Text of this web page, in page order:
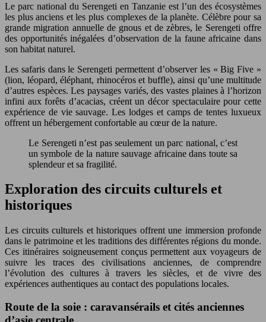
Le parc national du Serengeti en Tanzanie est l’un des écosystèmes
les plus anciens et les plus complexes de la planète. Célèbre pour sa
grande migration annuelle de gnous et de zèbres, le Serengeti offre
des opportunités inégalées d’observation de la faune africaine dans
son habitat naturel.
Les safaris dans le Serengeti permettent d’observer les « Big Five »
(lion, léopard, éléphant, rhinocéros et buffle), ainsi qu’une multitude
d’autres espèces. Les paysages variés, des vastes plaines à l’horizon
infini aux forêts d’acacias, créent un décor spectaculaire pour cette
expérience de vie sauvage. Les lodges et camps de tentes luxueux
offrent un hébergement confortable au cœur de la nature.
Le Serengeti n’est pas seulement un parc national, c’est
un symbole de la nature sauvage africaine dans toute sa
splendeur et sa fragilité.
Exploration des circuits culturels et
historiques
Les circuits culturels et historiques offrent une immersion profonde
dans le patrimoine et les traditions des différentes régions du monde.
Ces itinéraires soigneusement conçus permettent aux voyageurs de
suivre les traces des civilisations anciennes, de comprendre
l’évolution des cultures à travers les siècles, et de vivre des
expériences authentiques au contact des populations locales.
Route de la soie : caravansérails et cités anciennes